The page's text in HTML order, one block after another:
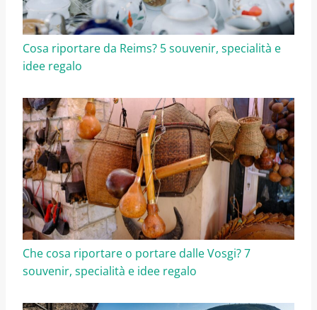
Cosa riportare da Reims? 5 souvenir, specialità e
idee regalo
Che cosa riportare o portare dalle Vosgi? 7
souvenir, specialità e idee regalo